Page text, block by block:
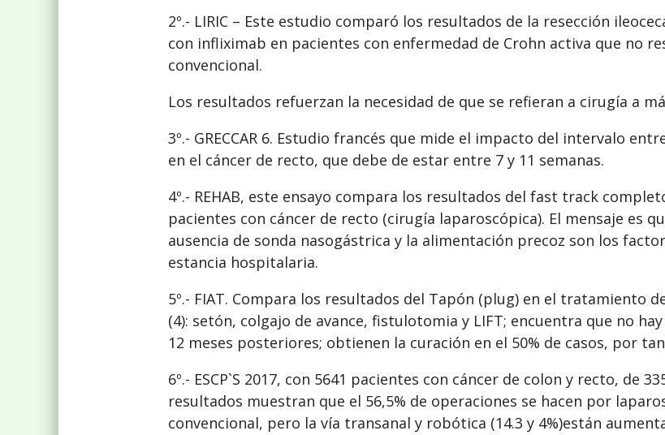
2º.- LIRIC – Este estudio comparó los resultados de la resección
con infliximab en pacientes con enfermedad de Crohn activa que no
convencional.
Los resultados refuerzan la necesidad de que se refieran a cirugía a
3º.- GRECCAR 6. Estudio francés que mide el impacto del intervalo
en el cáncer de recto, que debe de estar entre 7 y 11 semanas.
4º.- REHAB, este ensayo compara los resultados del fast track
pacientes con cáncer de recto (cirugía laparoscópica). El mensaje es
ausencia de sonda nasogástrica y la alimentación precoz son los
estancia hospitalaria.
5º.- FIAT. Compara los resultados del Tapón (plug) en el tratamiento
(4): setón, colgajo de avance, fistulotomia y LIFT; encuentra que no
12 meses posteriores; obtienen la curación en el 50% de casos, por
6º.- ESCP`S 2017, con 5641 pacientes con cáncer de colon y recto, de
resultados muestran que el 56,5% de operaciones se hacen por
convencional, pero la vía transanal y robótica (14.3 y 4%)están